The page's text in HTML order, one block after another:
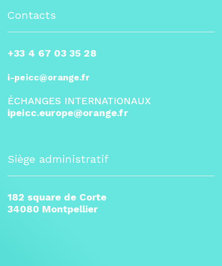
Contacts
+33 4 67 03 35 28
i-peicc@orange.fr
ÉCHANGES INTERNATIONAUX
ipeicc.europe@orange.fr
Siège administratif
182 square de Corte
34080 Montpellier